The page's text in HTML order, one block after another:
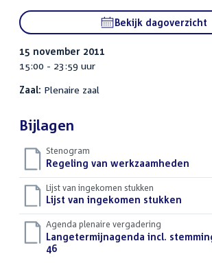
Bekijk dagoverzicht
15 november 2011
15:00 - 23:59 uur
Zaal: Plenaire zaal
Bijlagen
Stenogram
Download
bestand:
Regeling van werkzaamheden
Lijst van ingekomen stukken
Download
bestand:
Lijst van ingekomen stukken
Agenda plenaire vergadering
Download
bestand:
Langetermijnagenda incl.
46()